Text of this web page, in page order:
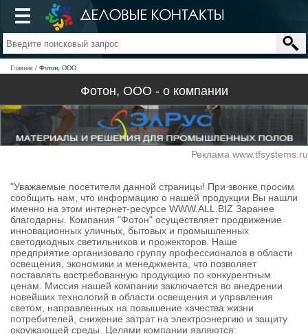
Главная Фотон, ООО
Фотон, ООО - о компании
Реклама www.tfsystems.ru
"Уважаемые посетители данной страницы! При звонке просим
сообщить нам, что информацию о нашей продукции Вы нашли
именно на этом интернет-ресурсе WWW.ALL.BIZ Заранее
благодарны. Компания "Фотон" осуществляет продвижение
инновационных уличных, бытовых и промышленных
светодиодных светильников и прожекторов. Наше
предприятие организовало группу профессионалов в области
освещения, экономики и менеджмента, что позволяет
поставлять востребованную продукцию по конкурентным
ценам. Миссия нашей компании заключается во внедрении
новейших технологий в области освещения и управления
светом, направленных на повышение качества жизни
потребителей, снижение затрат на электроэнергию и защиту
окружающей среды. Целями компании являются: